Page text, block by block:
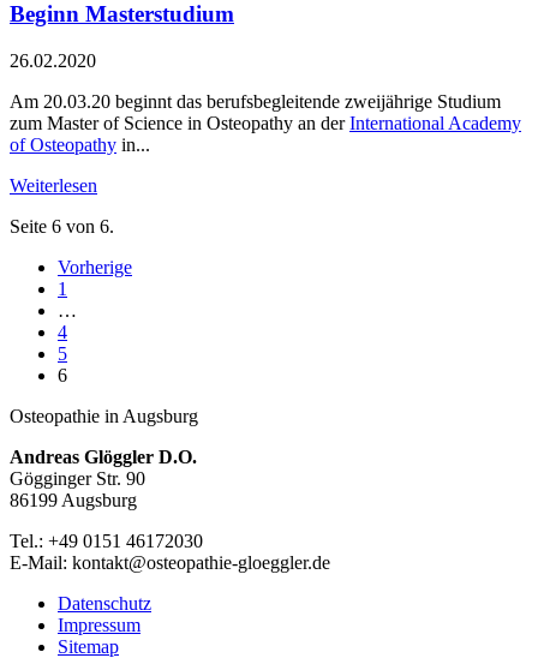
Beginn Masterstudium
26.02.2020
Am 20.03.20 beginnt das berufsbegleitende zweijährige Studium
zum Master of Science in Osteopathy an derInternational Academy
of Osteopathy in...
Weiterlesen
Seite 6 von 6.
Vorherige
1
…
4
5
6
Osteopathie in Augsburg
Andreas Glöggler D.O.
Gögginger Str. 90
86199 Augsburg
Tel.: +49 0151 46172030
E-Mail: kontakt@osteopathie-gloeggler.de
Datenschutz
Impressum
Sitemap